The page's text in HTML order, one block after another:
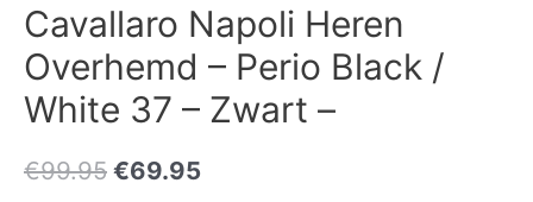
Cavallaro Napoli Heren
Overhemd – Perio Black /
White 37 – Zwart –
€99.95 €69.95